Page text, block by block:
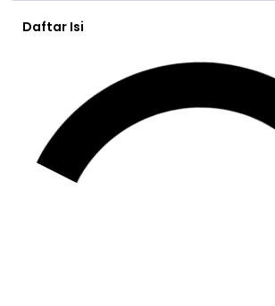
Daftar Isi